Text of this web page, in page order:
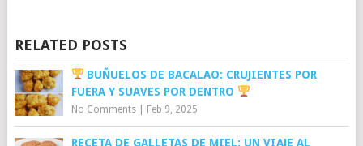
RELATED POSTS
BUÑUELOS DE BACALAO: CRUJIENTES POR
FUERA Y SUAVES POR DENTRO
No Comments| Feb 9, 2025
RECETA DE GALLETAS DE MIEL: UN VIAJE AL